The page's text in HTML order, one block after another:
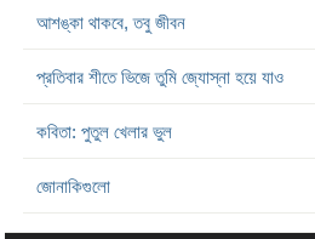
আশঙ্কা থাকবে, তবু জীবন
প্রতিবার শীতে ভিজে তুমি জ্যোস্না হয়ে যাও
কবিতা: পুতুল খেলার ভুল
জোনাকিগুলো